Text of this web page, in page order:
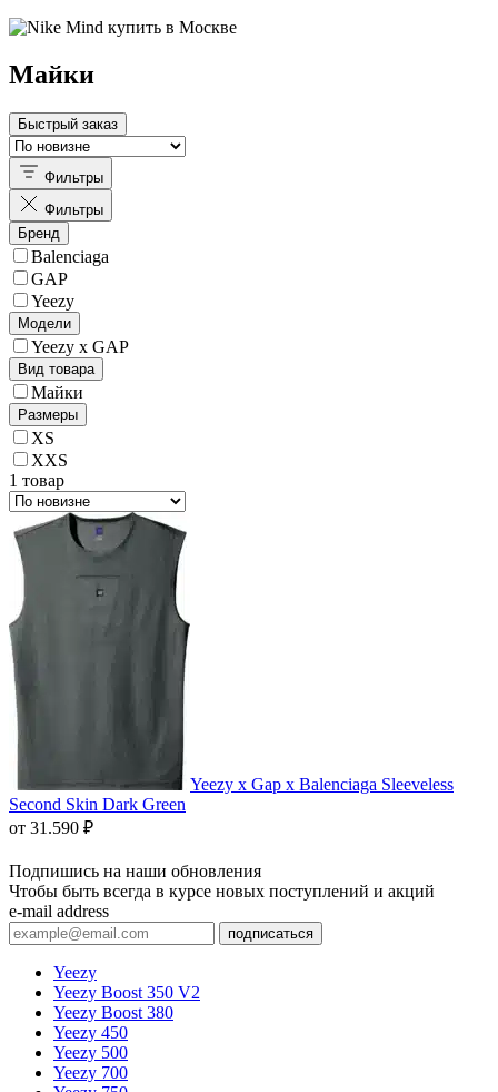
Майки
Быстрый заказ
Фильтры
Фильтры
Бренд
Balenciaga
GAP
Yeezy
Модели
Yeezy x GAP
Вид товара
Майки
Размеры
XS
XXS
1 товар
Yeezy x Gap x Balenciaga Sleeveless
Second Skin Dark Green
от 31.590 ₽
Подпишись на наши обновления
Чтобы быть всегда в курсе новых поступлений и акций
e-mail address
подписаться
Yeezy
Yeezy Boost 350 V2
Yeezy Boost 380
Yeezy 450
Yeezy 500
Yeezy 700